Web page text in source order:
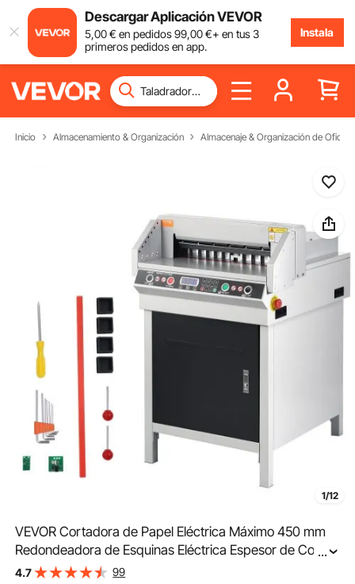
Descargar Aplicación VEVOR
5,00€ en pedidos99,00€+ en tus 3
primeros pedidos en app.
Instala
Inicio Almacenamiento & Organización Almacenaje & Organización de
1/12
VEVOR Cortadora de Papel Eléctrica Máximo 450 mm
Redondeadora de Esquinas Eléctrica Espesor de Corte
40 mm con Panel LCD Inteligente Posicionamiento por
...
4.7 99